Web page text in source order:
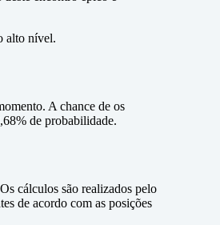
alto nível.
A chance de os
de probabilidade.
cálculos são realizados pelo
de acordo com as posições